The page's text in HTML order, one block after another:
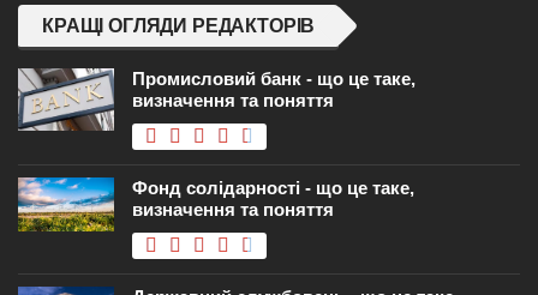
КРАЩІ ОГЛЯДИ РЕДАКТОРІВ
Промисловий банк - що це таке,
визначення та поняття
Фонд солідарності - що це таке,
визначення та поняття